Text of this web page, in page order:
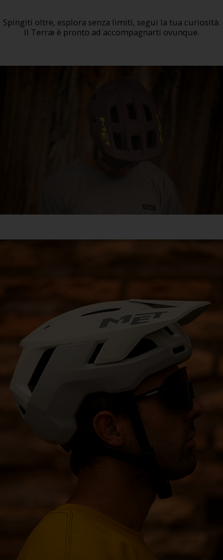
Spingiti oltre, esplora senza limiti, segui la tua curiosità.
Il Terræ è pronto ad accompagnarti ovunque.